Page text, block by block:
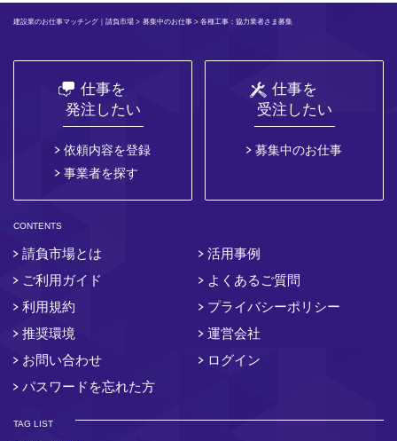
建設業のお仕事マッチング｜請負市場 > 募集中のお仕事> 各種工事：協力業者さま募集
仕事を
発注したい
依頼内容を登録
事業者を探す
仕事を
受注したい
募集中のお仕事
CONTENTS
請負市場とは
活用事例
ご利用ガイド
よくあるご質問
利用規約
プライバシーポリシー
推奨環境
運営会社
お問い合わせ
ログイン
パスワードを忘れた方
TAG LIST